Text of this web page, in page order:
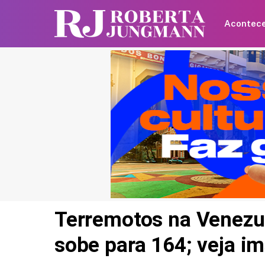
Terremotos na
sobe para 164; veja
Shawn Mendes faz